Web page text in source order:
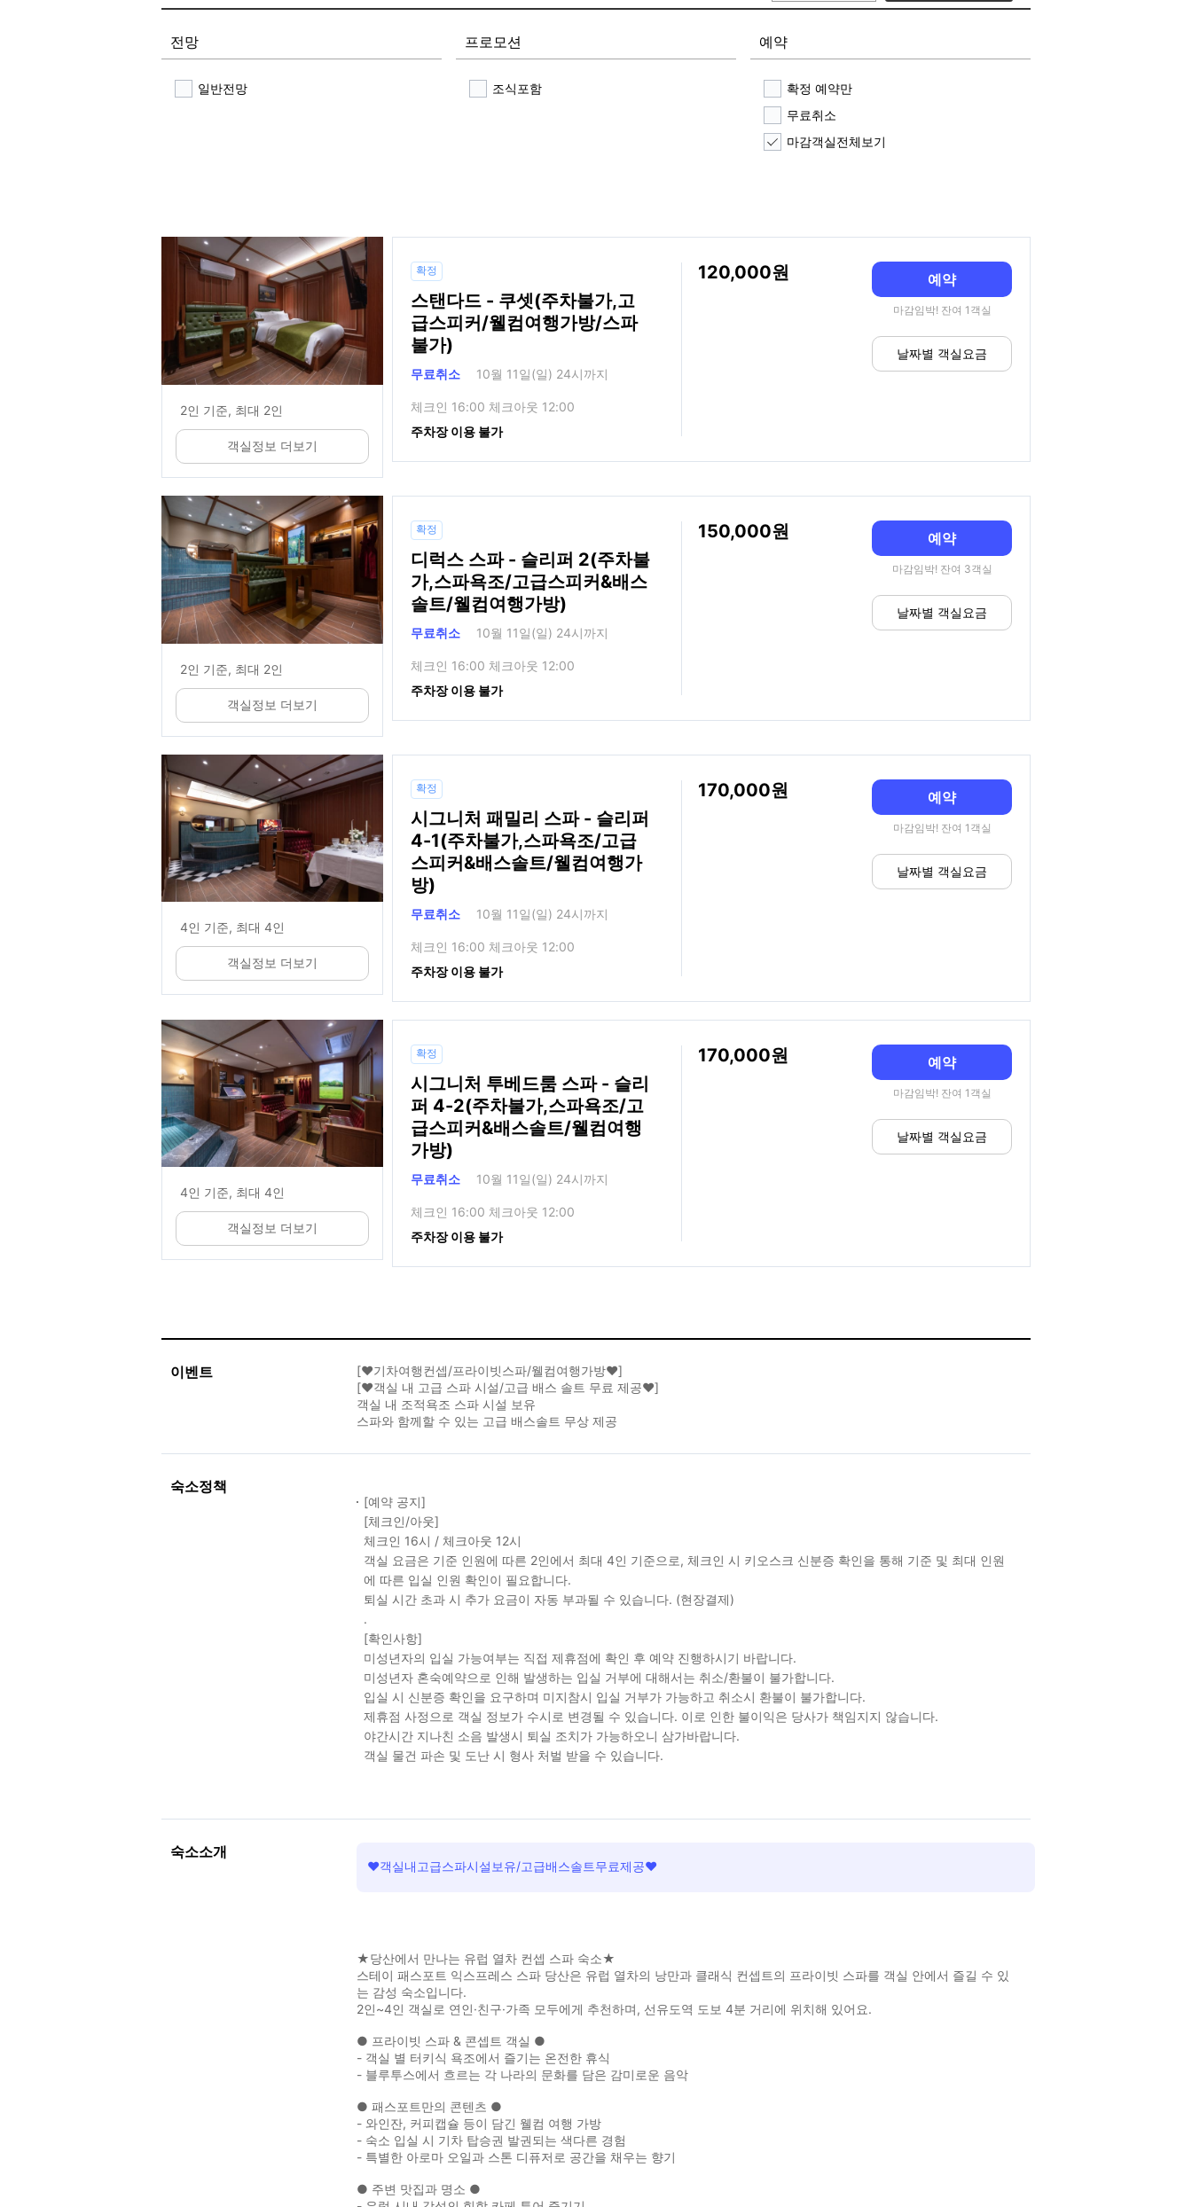
전망
일반전망
프로모션
조식포함
예약
확정 예약만
무료취소
마감객실전체보기
2인 기준, 최대 2인
객실정보 더보기
확정
스탠다드 - 쿠셋(주차불가,고
급스피커/웰컴여행가방/스파
불가)
무료취소 10월 11일(일) 24시까지
체크인 16:00 체크아웃 12:00
주차장 이용 불가
120,000 예약
마감임박! 잔여 1객실
날짜별 객실요금
2인 기준, 최대 2인
객실정보 더보기
확정
디럭스 스파 - 슬리퍼 2(주차불
가,스파욕조/고급스피커&배스
솔트/웰컴여행가방)
무료취소 10월 11일(일) 24시까지
체크인 16:00 체크아웃 12:00
주차장 이용 불가
150,000 예약
마감임박! 잔여 3객실
날짜별 객실요금
4인 기준, 최대 4인
객실정보 더보기
확정
시그니처 패밀리 스파 - 슬리퍼
4-1(주차불가,스파욕조/고급
스피커&배스솔트/웰컴여행가
방)
무료취소 10월 11일(일) 24시까지
체크인 16:00 체크아웃 12:00
주차장 이용 불가
170,000 예약
마감임박! 잔여 1객실
날짜별 객실요금
4인 기준, 최대 4인
객실정보 더보기
확정
시그니처 투베드룸 스파 - 슬리
퍼 4-2(주차불가,스파욕조/고
급스피커&배스솔트/웰컴여행
가방)
무료취소 10월 11일(일) 24시까지
체크인 16:00 체크아웃 12:00
주차장 이용 불가
170,000 예약
마감임박! 잔여 1객실
날짜별 객실요금
이벤트
[♥️기차여행컨셉/프라이빗스파/웰컴여행가방♥️]
[♥️객실 내 고급 스파 시설/고급 배스 솔트 무료 제공♥️]
객실 내 조적욕조 스파 시설 보유
스파와 함께할 수 있는 고급 배스솔트 무상 제공
숙소정책
[예약 공지]
[체크인/아웃]
체크인 16시 / 체크아웃 12시
객실 요금은 기준 인원에 따른 2인에서 최대 4인 기준으로, 체크인 시 키오스크 신분증 확인을 통해 기준 및 최대 인원
에 따른 입실 인원 확인이 필요합니다.
퇴실 시간 초과 시 추가 요금이 자동 부과될 수 있습니다. (현장결제)
.
[확인사항]
미성년자의 입실 가능여부는 직접 제휴점에 확인 후 예약 진행하시기 바랍니다.
미성년자 혼숙예약으로 인해 발생하는 입실 거부에 대해서는 취소/환불이 불가합니다.
입실 시 신분증 확인을 요구하며 미지참시 입실 거부가 가능하고 취소시 환불이 불가합니다.
제휴점 사정으로 객실 정보가 수시로 변경될 수 있습니다. 이로 인한 불이익은 당사가 책임지지 않습니다.
야간시간 지나친 소음 발생시 퇴실 조치가 가능하오니 삼가바랍니다.
객실 물건 파손 및 도난 시 형사 처벌 받을 수 있습니다.
숙소소개
❤️객실내고급스파시설보유/고급배스솔트무료제공❤️
★당산에서 만나는 유럽 열차 컨셉 스파 숙소★
스테이 패스포트 익스프레스 스파 당산은 유럽 열차의 낭만과 클래식 컨셉트의 프라이빗 스파를 객실 안에서 즐길 수 있
는 감성 숙소입니다.
2인~4인 객실로 연인·친구·가족 모두에게 추천하며, 선유도역 도보 4분 거리에 위치해 있어요.
● 프라이빗 스파 & 콘셉트 객실 ●
- 객실 별 터키식 욕조에서 즐기는 온전한 휴식
- 블루투스에서 흐르는 각 나라의 문화를 담은 감미로운 음악
● 패스포트만의 콘텐츠 ●
- 와인잔, 커피캡슐 등이 담긴 웰컴 여행 가방
- 숙소 입실 시 기차 탑승권 발권되는 색다른 경험
- 특별한 아로마 오일과 스톤 디퓨저로 공간을 채우는 향기
● 주변 맛집과 명소 ●